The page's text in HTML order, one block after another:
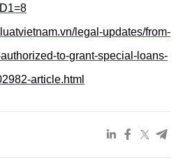
legal-updates/from-
to-grant-special-loans-
article.html